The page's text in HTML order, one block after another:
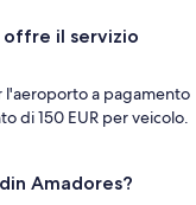
offre il servizio
l'aeroporto a pagamento
di 150 EUR per veicolo.
Amadores?